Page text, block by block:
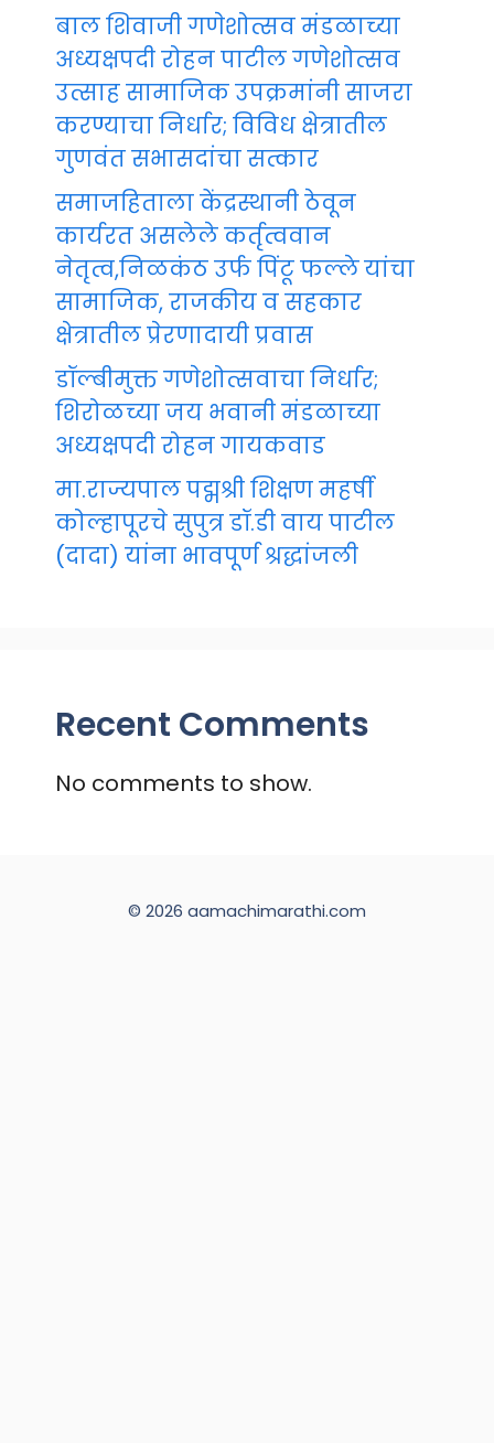
बाल शिवाजी गणेशोत्सव मंडळाच्या
अध्यक्षपदी रोहन पाटील गणेशोत्सव
उत्साह सामाजिक उपक्रमांनी साजरा
करण्याचा निर्धार; विविध क्षेत्रातील
गुणवंत सभासदांचा सत्कार
समाजहिताला केंद्रस्थानी ठेवून
कार्यरत असलेले कर्तृत्ववान
नेतृत्व,निळकंठ उर्फ पिंटू फल्ले यांचा
सामाजिक, राजकीय व सहकार
क्षेत्रातील प्रेरणादायी प्रवास
डॉल्बीमुक्त गणेशोत्सवाचा निर्धार;
शिरोळच्या जय भवानी मंडळाच्या
अध्यक्षपदी रोहन गायकवाड
मा.राज्यपाल पद्मश्री शिक्षण महर्षी
कोल्हापूरचे सुपुत्र डॉ.डी वाय पाटील
(दादा) यांना भावपूर्ण श्रद्धांजली
Recent Comments
No comments to show.
© 2026 aamachimarathi.com